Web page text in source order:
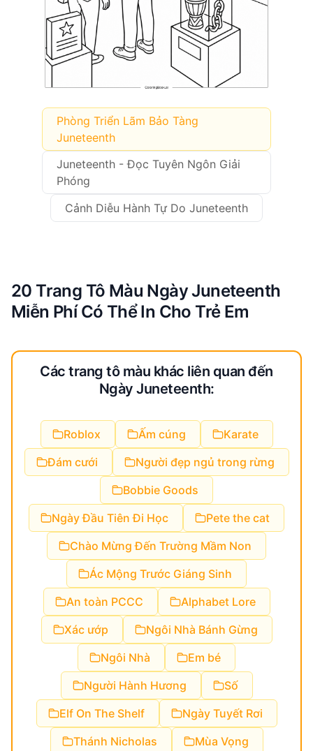
Phòng Triển Lãm Bảo Tàng
Juneteenth
Juneteenth - Đọc Tuyên Ngôn Giải
Phóng
Cảnh Diễu Hành Tự Do Juneteenth
20 Trang Tô Màu Ngày Juneteenth
Miễn Phí Có Thể In Cho Trẻ Em
Các trang tô màu khác liên quan đến
Ngày Juneteenth:
Roblox Ấm cúng
Karate
Đám cưới
Người đẹp ngủ trong rừng
Bobbie Goods
Ngày Đầu Tiên Đi Học
Pete the cat
Chào Mừng Đến Trường Mầm Non
Ác Mộng Trước Giáng Sinh
An toàn PCCC
Alphabet Lore
Xác ướp
Ngôi Nhà Bánh Gừng
Ngôi Nhà
Em bé
Người Hành Hương
Số
Elf On The Shelf
Ngày Tuyết Rơi
Thánh Nicholas
Mùa Vọng